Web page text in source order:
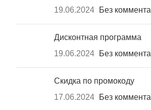
19.06.2024
Без
Дисконтная программа
19.06.2024
Без
Скидка по промокоду
17.06.2024
Без